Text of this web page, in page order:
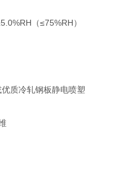
（≤75%RH）
质冷轧钢板静电喷塑